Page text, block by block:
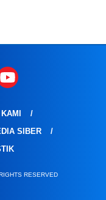
SIBER
RESERVED